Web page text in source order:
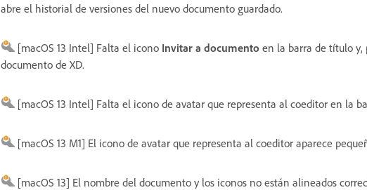
abre el historial de versiones del nuevo documento guardado.
[macOS 13 Intel] Falta el icono Invitar a documento en la barra de título y,
documento de XD.
[macOS 13 Intel] Falta el icono de avatar que representa al coeditor en la
[macOS 13 M1] El icono de avatar que representa al coeditor aparece
[macOS 13] El nombre del documento y los iconos no están alineados